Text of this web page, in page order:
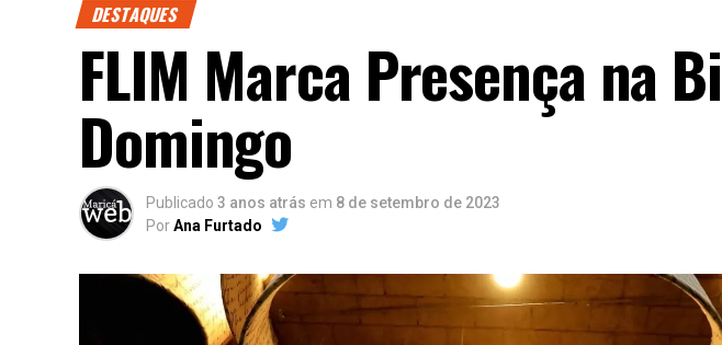
DESTAQUES
FLIM Marca Presença na
Domingo
Publicado 3 anos atrás em 8 de setembro de 2023
PorAna Furtado